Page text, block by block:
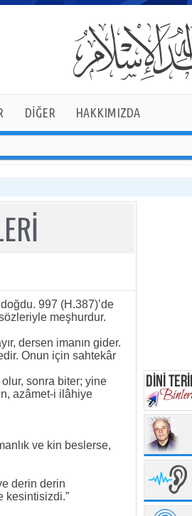
DİĞER HAKKIMIZDA
997 (H.387)’de
meşhurdur.
dersen imanın gider.
Onun için sahtekâr
olur, sonra biter; yine
azâmet-i ilâhiye
ve kin beslerse,
derin derin
kesintisizdi.”